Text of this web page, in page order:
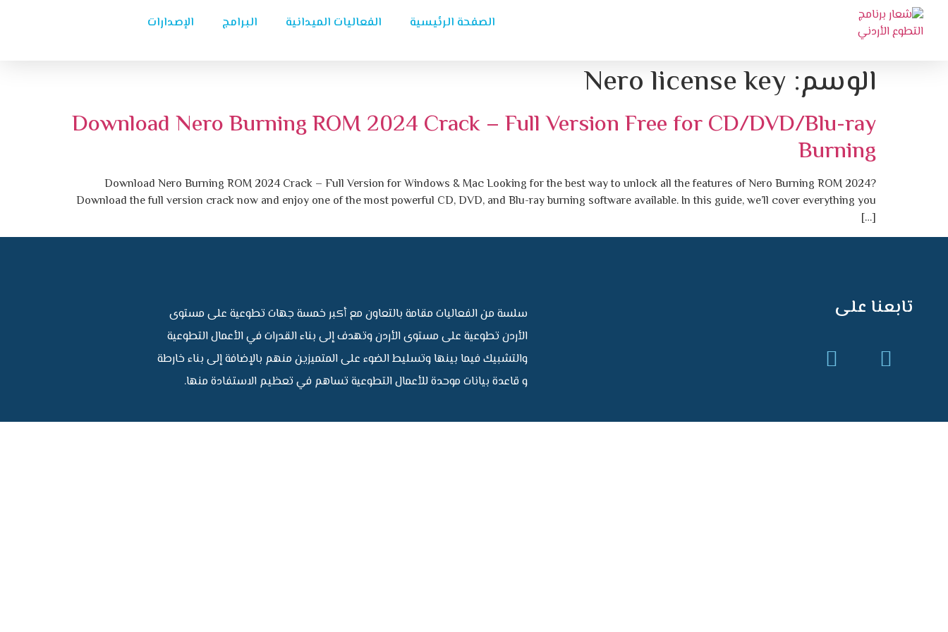
الصفحة الرئيسية الفعاليات الميدانية البرامج الإصدارات
الوسم: Nero license key
Download Nero Burning ROM 2024 Crack – Full Version Free for CD/DVD/Blu-ray
Burning
Download Nero Burning ROM 2024 Crack – Full Version for Windows & Mac Looking for the best way to unlock all the features of Nero Burning ROM 2024?
Download the full version crack now and enjoy one of the most powerful CD, DVD, and Blu-ray burning software available. In this guide, we’ll cover everything you
[…]
تابعنا على
سلسة من الفعاليات مقامة بالتعاون مع أكبر خمسة جهات تطوعية على مستوى
الأردن تطوعية على مستوى الأردن وتهدف إلى بناء القدرات في الأعمال التطوعية
والتشبيك فيما بينها وتسليط الضوء على المتميزين منهم بالإضافة إلى بناء خارطة
و قاعدة بيانات موحدة للأعمال التطوعية تساهم في تعظيم الاستفادة منها.